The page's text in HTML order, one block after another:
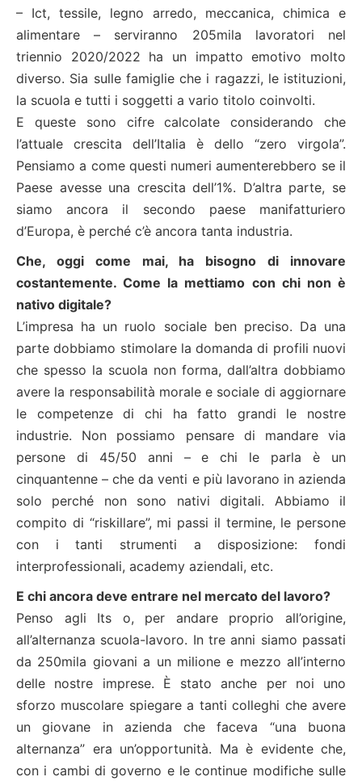
– Ict, tessile, legno arredo, meccanica, chimica e
alimentare – serviranno 205mila lavoratori nel
triennio 2020/2022 ha un impatto emotivo molto
diverso. Sia sulle famiglie che i ragazzi, le istituzioni,
la scuola e tutti i soggetti a vario titolo coinvolti.
E queste sono cifre calcolate considerando che
l’attuale crescita dell’Italia è dello “zero virgola”.
Pensiamo a come questi numeri aumenterebbero se il
Paese avesse una crescita dell’1%. D’altra parte, se
siamo ancora il secondo paese manifatturiero
d’Europa, è perché c’è ancora tanta industria.
Che, oggi come mai, ha bisogno di innovare
costantemente. Come la mettiamo con chi non è
nativo digitale?
L’impresa ha un ruolo sociale ben preciso. Da una
parte dobbiamo stimolare la domanda di profili nuovi
che spesso la scuola non forma, dall’altra dobbiamo
avere la responsabilità morale e sociale di aggiornare
le competenze di chi ha fatto grandi le nostre
industrie. Non possiamo pensare di mandare via
persone di 45/50 anni – e chi le parla è un
cinquantenne – che da venti e più lavorano in azienda
solo perché non sono nativi digitali. Abbiamo il
compito di “riskillare”, mi passi il termine, le persone
con i tanti strumenti a disposizione: fondi
interprofessionali, academy aziendali, etc.
E chi ancora deve entrare nel mercato del lavoro?
Penso agli Its o, per andare proprio all’origine,
all’alternanza scuola-lavoro. In tre anni siamo passati
da 250mila giovani a un milione e mezzo all’interno
delle nostre imprese. È stato anche per noi uno
sforzo muscolare spiegare a tanti colleghi che avere
un giovane in azienda che faceva “una buona
alternanza” era un’opportunità. Ma è evidente che,
con i cambi di governo e le continue modifiche sulle